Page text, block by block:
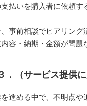
払いを購入者に依頼す
事前相談でヒアリング
容・納期・金額が問題
．（サービス提供
進める中で、不明点や